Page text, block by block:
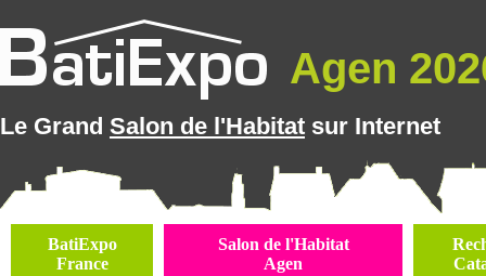
Agen
Le Grand Salon de l'Habitat sur Internet
BatiExpo
France
Salon de l'Habitat
Agen